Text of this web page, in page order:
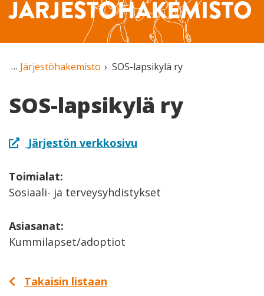
JÄRJESTÖHAKEMISTO
Järjestöhakemisto SOS-lapsikylä ry
SOS-lapsikylä ry
Järjestön verkkosivu
Toimialat:
Sosiaali- ja terveysyhdistykset
Asiasanat:
Kummilapset/adoptiot
Takaisin listaan